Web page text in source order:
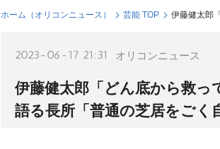
ホーム（オリコンニュース） 芸能 TOP 伊藤健太郎
2023-06-17 21:31 オリコンニュース
伊藤健太郎「どん底から救っ
語る長所「普通の芝居をごく